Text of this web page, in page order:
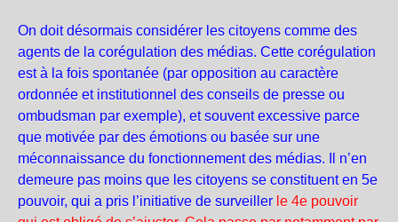
On doit désormais considérer les citoyens comme des
agents de la corégulation des médias. Cette corégulation
est à la fois spontanée (par opposition au caractère
ordonnée et institutionnel des conseils de presse ou
ombudsman par exemple), et souvent excessive parce
que motivée par des émotions ou basée sur une
méconnaissance du fonctionnement des médias. Il n’en
demeure pas moins que les citoyens se constituent en 5e
pouvoir, qui a pris l’initiative de surveiller le 4e pouvoir